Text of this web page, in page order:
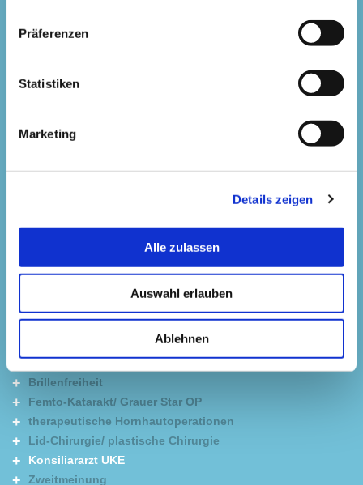
Präferenzen
Statistiken
Marketing
Details zeigen
Alle zulassen
Auswahl erlauben
Ablehnen
Professor Dr. Linke ist immer dienstags in der Augenklinik
als Konsiliararzt tätig. Stellen Sie sich bei Bedarf jedoch
ist jederzeit innerhalb unserer Öffnungszeiten (Mo-Fr)
Leistungen
Beratung Sehstärke
Moderne Diagnostik
Brillenfreiheit
Femto-Katarakt/ Grauer Star OP
therapeutische Hornhautoperationen
Lid-Chirurgie/ plastische Chirurgie
Konsiliararzt UKE
Zweitmeinung